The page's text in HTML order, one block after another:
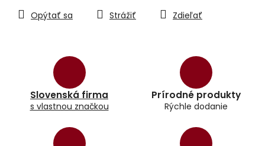
Slovenská firma
s vlastnou značkou
Prírodné produkty
Rýchle dodanie
Opýtať sa Strážiť Zdieľať